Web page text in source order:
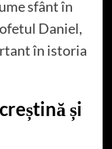
sfânt în
Daniel,
în istoria
și